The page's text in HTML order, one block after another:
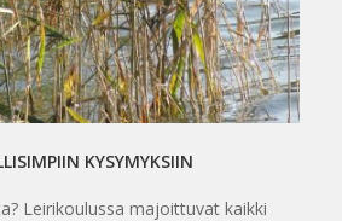
KYSYMYKSIIN
Leirikoulussa majoittuvat kaikki